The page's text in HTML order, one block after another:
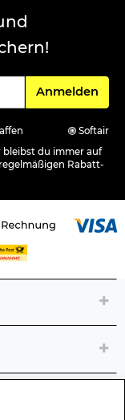
Für den
Anmelden
Softair
bleibst du immer auf
Rabatt-